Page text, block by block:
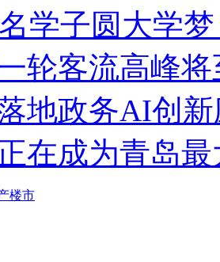
学子圆大学
轮客流高峰
地政务AI创
在成为青岛最
楼市